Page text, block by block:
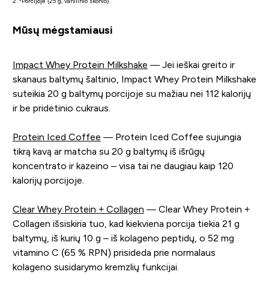
Mūsų mėgstamiausi
Impact Whey Protein Milkshake — Jei ieškai greito ir
skanaus baltymų šaltinio, Impact Whey Protein Milkshake
suteikia 20 g baltymų porcijoje su mažiau nei 112 kalorijų
ir be pridėtinio cukraus.
Protein Iced Coffee — Protein Iced Coffee sujungia
tikrą kavą ar matcha su 20 g baltymų iš išrūgų
koncentrato ir kazeino – visa tai ne daugiau kaip 120
kalorijų porcijoje.
Clear Whey Protein + Collagen — Clear Whey Protein +
Collagen išsiskiria tuo, kad kiekviena porcija tiekia 21 g
baltymų, iš kurių 10 g – iš kolageno peptidų, o 52 mg
vitamino C (65 % RPN) prisideda prie normalaus
kolageno susidarymo kremzlių funkcijai.